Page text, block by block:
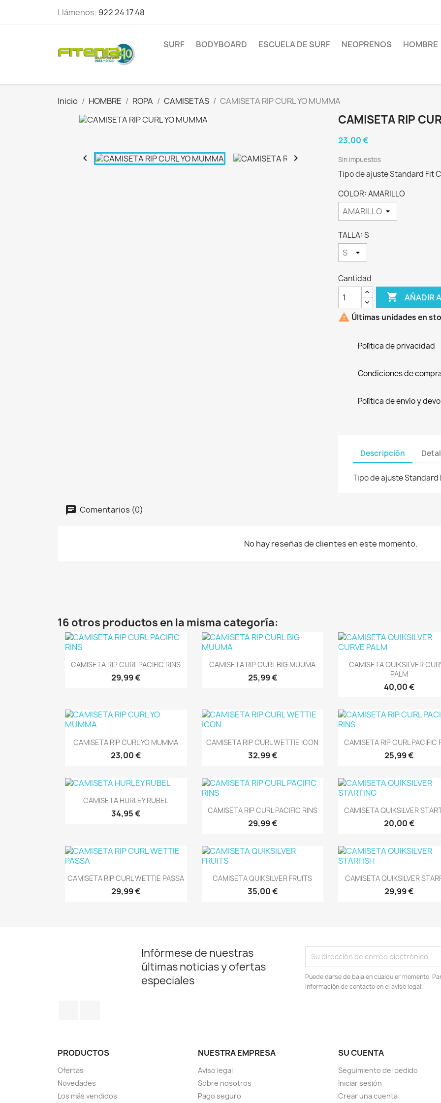
Llámenos: 922 24 17 48
SURF BODYBOARD ESCUELA DE SURF NEOPRENOS HOMBRE
Inicio HOMBRE ROPA CAMISETAS CAMISETA RIP CURL YO MUMMA
 
CAMISETA RIP
23,00 €
Sin impuestos
Tipo de ajuste Standard Fit
COLOR: AMARILLO
TALLA: S
Cantidad
 AÑADIR
 Últimas unidades en
Política de privacidad
Condiciones de
Política de envío y
Descripción
Tipo de ajuste
Comentarios (0)
No hay reseñas de clientes en este momento.
16 otros productos en la misma categoría:
Vista rápida
CAMISETA RIP CURL PACIFIC RINS
29,99 €
 Vista rápida
CAMISETA RIP CURL BIG MUUMA
25,99 €
Vista rápida
CAMISETA QUIKSILVER
PALM
40,00 €
 Vista rápida
CAMISETA RIP CURL YO MUMMA
23,00 €
Vista rápida
CAMISETA RIP CURL WETTIE ICON
32,99 €
Vista rápida
CAMISETA RIP CURL PACIFIC
25,99 €
Vista rápida
CAMISETA HURLEY RUBEL
34,95 € Vista rápida
CAMISETA RIP CURL PACIFIC RINS
29,99 €
Vista rápida
CAMISETA QUIKSILVER
20,00 €
Vista rápida
CAMISETA RIP CURL WETTIE PASSA
29,99 €
Vista rápida
CAMISETA QUIKSILVER FRUITS
35,00 €
Vista rápida
CAMISETA QUIKSILVER
29,99 €
Infórmese de nuestras
últimas noticias y ofertas
especiales
Puede darse de baja en cualquier momento.
información de contacto en el aviso legal.
PRODUCTOS
Ofertas
Novedades
Los más vendidos
NUESTRA EMPRESA
Aviso legal
Sobre nosotros
Pago seguro
SU CUENTA
Seguimiento del pedido
Iniciar sesión
Crear una cuenta